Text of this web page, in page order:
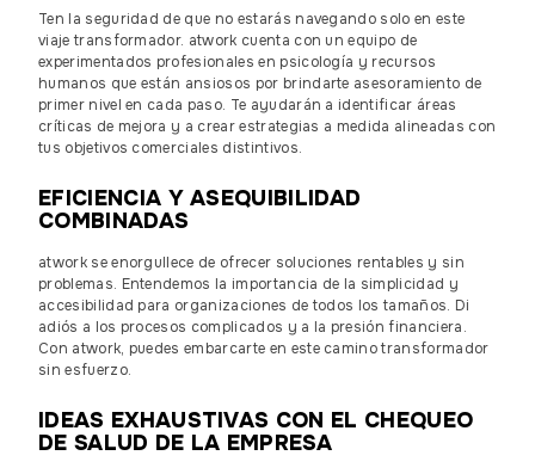
Ten la seguridad de que no estarás navegando solo en este
viaje transformador. atwork cuenta con un equipo de
experimentados profesionales en psicología y recursos
humanos que están ansiosos por brindarte asesoramiento de
primer nivel en cada paso. Te ayudarán a identificar áreas
críticas de mejora y a crear estrategias a medida alineadas con
tus objetivos comerciales distintivos.
EFICIENCIA Y ASEQUIBILIDAD
COMBINADAS
atwork se enorgullece de ofrecer soluciones rentables y sin
problemas. Entendemos la importancia de la simplicidad y
accesibilidad para organizaciones de todos los tamaños. Di
adiós a los procesos complicados y a la presión financiera.
Con atwork, puedes embarcarte en este camino transformador
sin esfuerzo.
IDEAS EXHAUSTIVAS CON EL CHEQUEO
DE SALUD DE LA EMPRESA